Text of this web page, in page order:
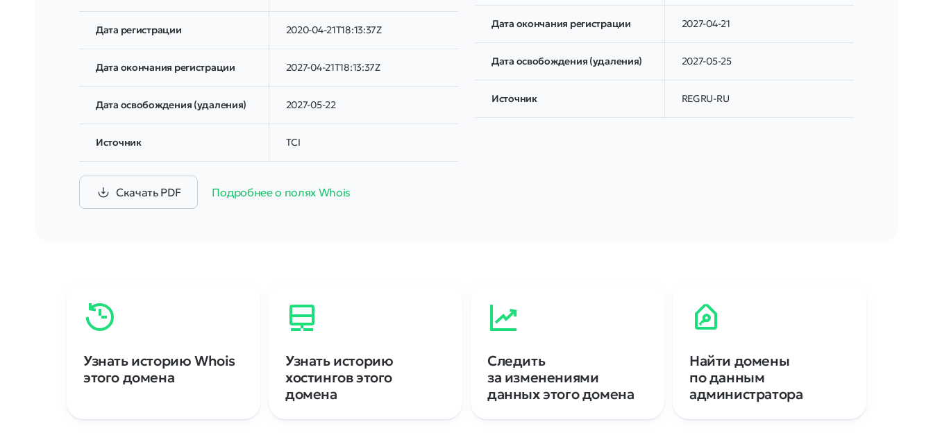
Дата регистрации 2020-04-21T18:13:37Z
Дата окончания регистрации 2027-04-21T18:13:37Z
Дата освобождения (удаления) 2027-05-22
Источник TCI
Дата окончания регистрации 2027-04-21
Дата освобождения (удаления) 2027-05-25
Источник REGRU-RU
Скачать PDF Подробнее о полях Whois
Узнать историю Whois
этого домена
Узнать историю
хостингов этого
домена
Следить
за изменениями
данных этого домена
Найти домены
по данным
администратора